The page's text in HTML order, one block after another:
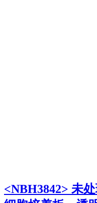
<NBH3842> 未